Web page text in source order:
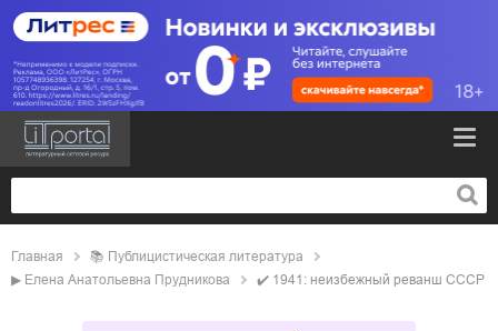
Главная 📚
публицистическая литература
▶ Елена Анатольевна Прудникова ✔️ 1941: неизбежный реванш СССР